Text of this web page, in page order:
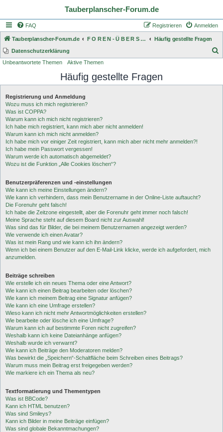
Tauberplanscher-Forum.de
FAQ Anmelden
Registrieren
Tauberplanscher-Forum.de F O R E N - Ü B E R S I C H T
Häufig gestellte Fragen
Datenschutzerklärung
h
Unbeantwortete Themen Aktive Themen
Häufig gestellte Fragen
Registrierung und Anmeldung
Wozu muss ich mich registrieren?
Was ist COPPA?
Warum kann ich mich nicht registrieren?
Ich habe mich registriert, kann mich aber nicht anmelden!
Warum kann ich mich nicht anmelden?
Ich habe mich vor einiger Zeit registriert, kann mich aber nicht mehr anmelden?!
Ich habe mein Passwort vergessen!
Warum werde ich automatisch abgemeldet?
Wozu ist die Funktion „Alle Cookies löschen“?
Benutzerpräferenzen und -einstellungen
Wie kann ich meine Einstellungen ändern?
Wie kann ich verhindern, dass mein Benutzername in der Online-Liste auftaucht?
Die Forenuhr geht falsch!
Ich habe die Zeitzone eingestellt, aber die Forenuhr geht immer noch falsch!
Meine Sprache steht auf diesem Board nicht zur Auswahl!
Was sind das für Bilder, die bei meinem Benutzernamen angezeigt werden?
Wie verwende ich einen Avatar?
Was ist mein Rang und wie kann ich ihn ändern?
Wenn ich bei einem Benutzer auf den E-Mail-Link klicke, werde ich aufgefordert, mich
anzumelden.
Beiträge schreiben
Wie erstelle ich ein neues Thema oder eine Antwort?
Wie kann ich einen Beitrag bearbeiten oder löschen?
Wie kann ich meinem Beitrag eine Signatur anfügen?
Wie kann ich eine Umfrage erstellen?
Wieso kann ich nicht mehr Antwortmöglichkeiten erstellen?
Wie bearbeite oder lösche ich eine Umfrage?
Warum kann ich auf bestimmte Foren nicht zugreifen?
Weshalb kann ich keine Dateianhänge anfügen?
Weshalb wurde ich verwarnt?
Wie kann ich Beiträge den Moderatoren melden?
Was bewirkt die „Speichern“-Schaltfläche beim Schreiben eines Beitrags?
Warum muss mein Beitrag erst freigegeben werden?
Wie markiere ich ein Thema als neu?
Textformatierung und Thementypen
Was ist BBCode?
Kann ich HTML benutzen?
Was sind Smileys?
Kann ich Bilder in meine Beiträge einfügen?
Was sind globale Bekanntmachungen?